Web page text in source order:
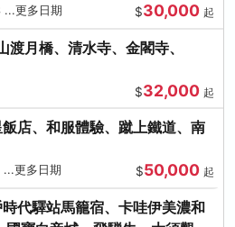
...更多日期 $30,000 起
月橋、清水寺、金閣寺、
$32,000 起
店、和服體驗、蹴上鐵道、南
...更多日期 $50,000 起
代驛站馬籠宿、卡哇伊美濃和